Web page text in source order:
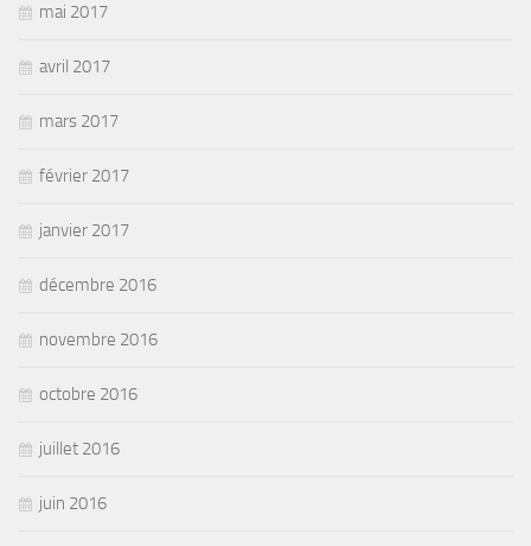
mai 2017
avril 2017
mars 2017
février 2017
janvier 2017
décembre 2016
novembre 2016
octobre 2016
juillet 2016
juin 2016